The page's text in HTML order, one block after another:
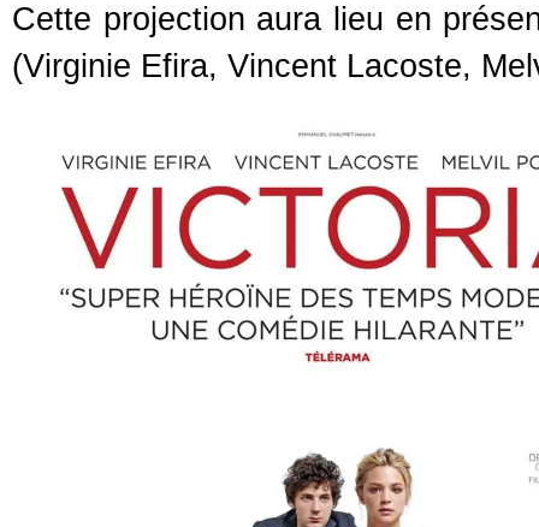
Cette projection aura lieu en
(Virginie Efira, Vincent Lacoste,